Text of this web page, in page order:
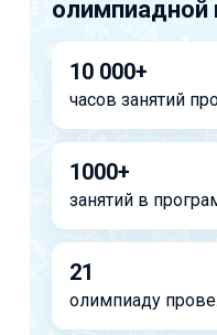
олимпиадной
10 000+
часов занятий
1000+
занятий в
21
олимпиаду